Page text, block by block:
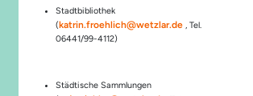
Stadtbibliothek
(katrin.froehlich@wetzlar.de , Tel.
06441/99-4112)
Städtische Sammlungen